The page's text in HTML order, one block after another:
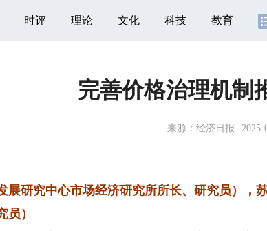
时评 理论 文化 科技 教育
完善价格治理机制
来源： 经济日报 2025-
研究中心市场经济研究所所长、研究员），
）